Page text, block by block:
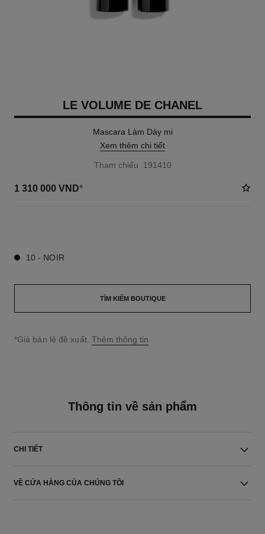
LE VOLUME DE CHANEL
Mascara Làm Dày mi
Xem thêm chi tiết
Tham chiếu 191410
1 310 000 VND*
10 - NOIR
TÌM KIẾM BOUTIQUE
↩
*Giá bán lẻ đề xuất. Thêm thông tin
Thông tin về sản phẩm
CHI TIẾT
VỀ CỬA HÀNG CỦA CHÚNG TÔI